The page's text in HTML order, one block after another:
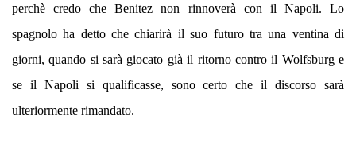
perchè credo che Benitez non rinnoverà con il Napoli. Lo
spagnolo ha detto che chiarirà il suo futuro tra una ventina di
giorni, quando si sarà giocato già il ritorno contro il Wolfsburg e
se il Napoli si qualificasse, sono certo che il discorso sarà
ulteriormente rimandato.